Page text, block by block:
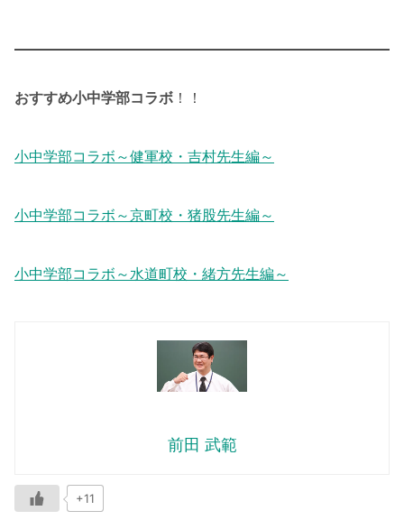
おすすめ小中学部コラボ ！！
小中学部コラボ～健軍校・吉村先生編～
小中学部コラボ～京町校・猪股先生編～
小中学部コラボ～水道町校・緒方先生編～
前田 武範
+11